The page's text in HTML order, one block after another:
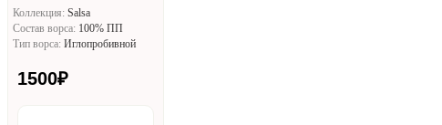
Коллекция: Salsa
Состав ворса: 100% ПП
Тип ворса: Иглопробивной
1500₽